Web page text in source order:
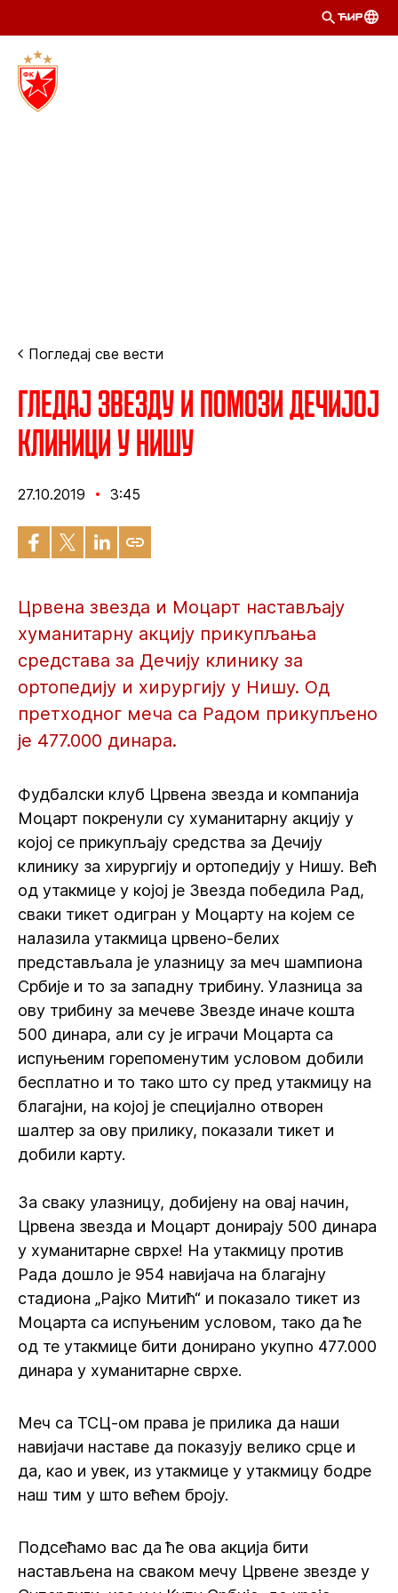
ЋИР
Погледај све вести
Гледај Звезду и помози Дечијој
клиници у Нишу
27.10.2019 3:45
Црвена звезда и Моцарт настављају
хуманитарну акцију прикупљања
средстава за Дечију клинику за
ортопедију и хирургију у Нишу. Од
претходног меча са Радом прикупљено
је 477.000 динара.
Фудбалски клуб Црвена звезда и компанија
Моцарт покренули су хуманитарну акцију у
којој се прикупљају средства за Дечију
клинику за хирургију и ортопедију у Нишу. Већ
од утакмице у којој је Звезда победила Рад,
сваки тикет одигран у Моцарту на којем се
налазила утакмица црвено-белих
представљала је улазницу за меч шампиона
Србије и то за западну трибину. Улазница за
ову трибину за мечеве Звезде иначе кошта
500 динара, али су је играчи Моцарта са
испуњеним горепоменутим условом добили
бесплатно и то тако што су пред утакмицу на
благајни, на којој је специјално отворен
шалтер за ову прилику, показали тикет и
добили карту.
За сваку улазницу, добијену на овај начин,
Црвена звезда и Моцарт донирају 500 динара
у хуманитарне сврхе! На утакмицу против
Рада дошло је 954 навијача на благајну
стадиона „Рајко Митић“ и показало тикет из
Моцарта са испуњеним условом, тако да ће
од те утакмице бити донирано укупно 477.000
динара у хуманитарне сврхе.
Меч са ТСЦ-ом права је прилика да наши
навијачи наставе да показују велико срце и
да, као и увек, из утакмице у утакмицу бодре
наш тим у што већем броју.
Подсећамо вас да ће ова акција бити
настављена на сваком мечу Црвене звезде у